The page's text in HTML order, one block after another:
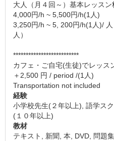
大人（月４回～）基本レッスン
4,000円/h ~ 5,500円/h(1人)
3,250円/h ~ 5, 200円/h(1人)/
人）
**************************
カフェ・ご自宅(生徒)でレッス
＋2,500 円 / period /(1人)
Transportation not included
経験
小学校先生(２年以上), 語学ス
(１０年以上)
教材
テキスト, 新聞, 本, DVD, 問題